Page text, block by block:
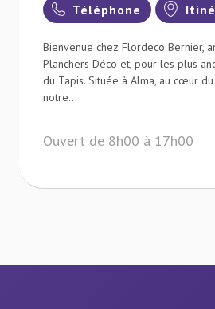
Téléphone
Bienvenue chez Flordeco Bernier,
Planchers Déco et, pour les plus
du Tapis. Située à Alma, au cœur du
notre...
Ouvert de 8h00 à 17h00